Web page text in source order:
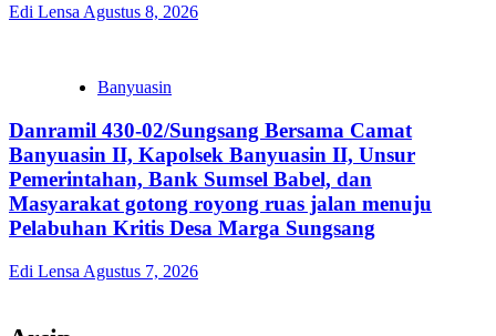
Edi Lensa Agustus 8, 2026
Banyuasin
Danramil 430-02/Sungsang Bersama Camat
Banyuasin II, Kapolsek Banyuasin II, Unsur
Pemerintahan, Bank Sumsel Babel, dan
Masyarakat gotong royong ruas jalan menuju
Pelabuhan Kritis Desa Marga Sungsang
Edi Lensa Agustus 7, 2026